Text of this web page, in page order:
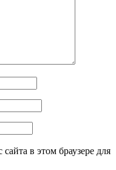
в этом браузере для